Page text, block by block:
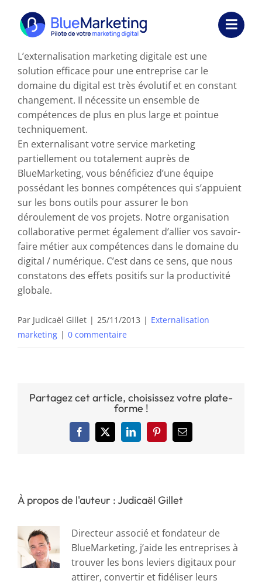
contenu
Expertises
Externalisation
Réalisations
Ressources
Société
Nous contacter
L’externalisation marketing digitale est une
solution efficace pour une entreprise car le
domaine du digital est très évolutif et en constant
changement. Il nécessite un ensemble de
compétences de plus en plus large et pointue
techniquement.
En externalisant votre service marketing
partiellement ou totalement auprès de
BlueMarketing, vous bénéficiez d’une équipe
possédant les bonnes compétences qui s’appuient
sur les bons outils pour assurer le bon
déroulement de vos projets. Notre organisation
collaborative permet également d’allier vos savoir-
faire métier aux compétences dans le domaine du
digital / numérique. C’est dans ce sens, que nous
constatons des effets positifs sur la productivité
globale.
Par Judicaël Gillet | 25/11/2013 | Externalisation
marketing | 0 commentaire
Partagez cet article, choisissez votre plate-
forme !
Facebook
X LinkedInPinterestEmail
À propos de l'auteur : Judicaël Gillet
Directeur associé et fondateur de
BlueMarketing, j’aide les entreprises à
trouver les bons leviers digitaux pour
attirer, convertir et fidéliser leurs